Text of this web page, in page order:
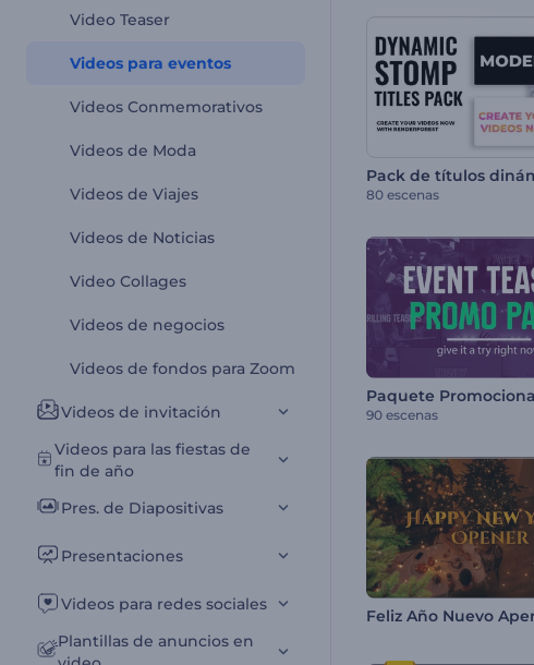
Video Teaser
Videos para eventos
Videos Conmemorativos
Videos de Moda
Videos de Viajes
Videos de Noticias
Video Collages
Videos de negocios
Videos de fondos para Zoom
Videos de invitación
Videos para las fiestas de
fin de año
Pres. de Diapositivas
Presentaciones
Videos para redes sociales
Plantillas de anuncios en
80 escenas
90 escenas
Feliz Año Nuevo